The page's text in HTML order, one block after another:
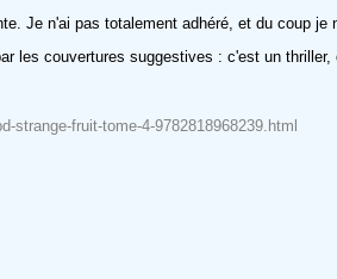
Je n'ai pas totalement adhéré, et du coup
les couvertures suggestives : c'est un
strange-fruit-tome-4-9782818968239.html